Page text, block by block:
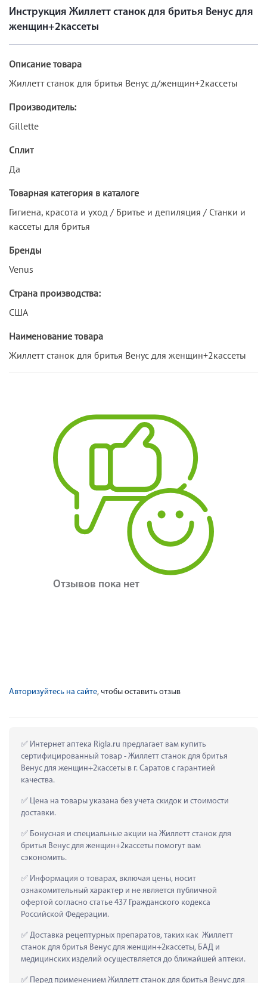
Инструкция Жиллетт станок для бритья Венус для
женщин+2кассеты
Описание товара
Жиллетт станок для бритья Венус д/женщин+2кассеты
Производитель:
Gillette
Сплит
Да
Товарная категория в каталоге
Гигиена, красота и уход / Бритье и депиляция / Станки и
кассеты для бритья
Бренды
Venus
Страна производства:
США
Наименование товара
Жиллетт станок для бритья Венус для женщин+2кассеты
Отзывов пока нет
Авторизуйтесь на сайте, чтобы оставить отзыв
Интернет аптека Rigla.ru предлагает вам купить
сертифицированный товар - Жиллетт станок для бритья
Венус для женщин+2кассеты в г. Саратов с гарантией
качества.
Цена на товары указана без учета скидок и стоимости
доставки.
Бонусная и специальные акции на Жиллетт станок для
бритья Венус для женщин+2кассеты помогут вам
сэкономить.
Информация о товарах, включая цены, носит
ознакомительный характер и не является публичной
офертой согласно статье 437 Гражданского кодекса
Российской Федерации.
Доставка рецептурных препаратов, таких как  Жиллетт
станок для бритья Венус для женщин+2кассеты, БАД и
медицинских изделий осуществляется до ближайшей аптеки.
Перед применением Жиллетт станок для бритья Венус для